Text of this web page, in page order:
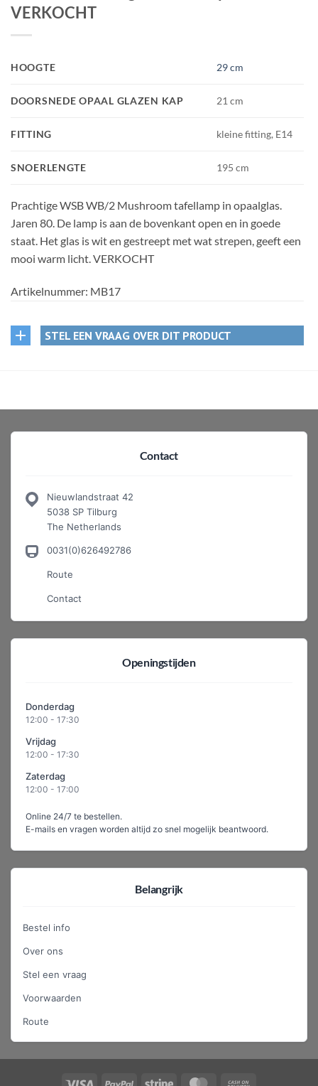
VERKOCHT
HOOGTE 29 cm
DOORSNEDE OPAAL GLAZEN KAP 21 cm
FITTING kleine fitting, E14
SNOERLENGTE 195 cm
Prachtige WSB WB/2 Mushroom tafellamp in opaalglas.
Jaren 80. De lamp is aan de bovenkant open en in goede
staat. Het glas is wit en gestreept met wat strepen, geeft een
mooi warm licht. VERKOCHT
Artikelnummer: MB17
STEL EEN VRAAG OVER DIT PRODUCT
Contact
Nieuwlandstraat 42
5038 SP Tilburg
The Netherlands
0031(0)626492786
Route
Contact
Openingstijden
Donderdag
12:00 - 17:30
Vrijdag
12:00 - 17:30
Zaterdag
12:00 - 17:00
Online 24/7 te bestellen.
E-mails en vragen worden altijd zo snel mogelijk beantwoord.
Belangrijk
Bestel info
Over ons
Stel een vraag
Voorwaarden
Route
Visa PayPal Stripe MasterCard